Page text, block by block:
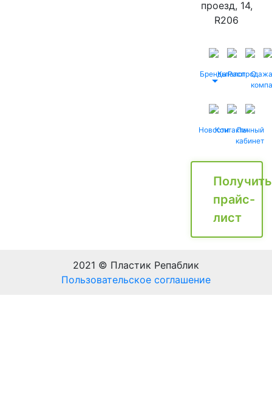
проезд, 14,
R206
БрендыКаталог
Распродажа
О
НовостиКонтактыЛичный
кабинет
Получить
прайс-
лист
2021 © Пластик Репаблик
Пользовательское соглашение